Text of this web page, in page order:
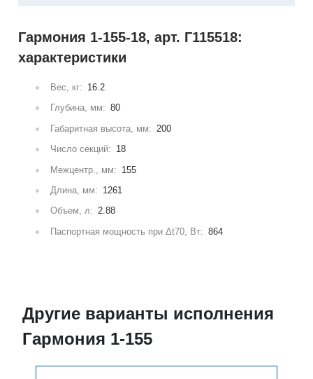
Гармония 1-155-18, арт. Г115518:
характеристики
Вес, кг: 16.2
Глубина, мм: 80
Габаритная высота, мм: 200
Число секций: 18
Межцентр., мм: 155
Длина, мм: 1261
Объем, л: 2.88
Паспортная мощность при Δt70, Вт: 864
Другие варианты исполнения
Гармония 1-155